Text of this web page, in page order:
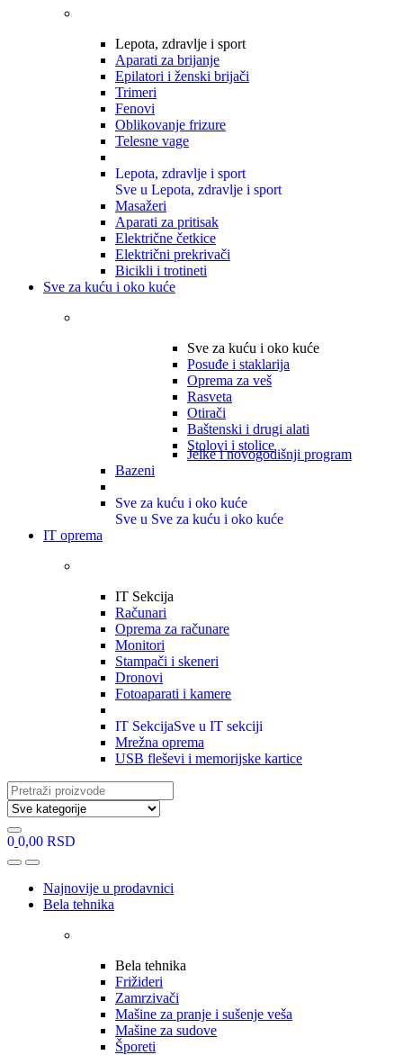
Lepota, zdravlje i sport
Aparati za brijanje
Epilatori i ženski brijači
Trimeri
Fenovi
Oblikovanje frizure
Telesne vage
Lepota, zdravlje i sport
Sve u Lepota, zdravlje i sport
Masažeri
Aparati za pritisak
Električne četkice
Električni prekrivači
Bicikli i trotineti
Sve za kuću i oko kuće
Sve za kuću i oko kuće
Posuđe i staklarija
Oprema za veš
Rasveta
Otirači
Baštenski i drugi alati
Stolovi i stolice
Jelke i novogodišnji program
Bazeni
Sve za kuću i oko kuće
Sve u Sve za kuću i oko kuće
IT oprema
IT Sekcija
Računari
Oprema za računare
Monitori
Stampači i skeneri
Dronovi
Fotoaparati i kamere
IT SekcijaSve u IT sekciji
Mrežna oprema
USB fleševi i memorijske kartice
Search
for:
0 0,00 RSD
OpenClose
Najnovije u prodavnici
Bela tehnika
Bela tehnika
Frižideri
Zamrzivači
Mašine za pranje i sušenje veša
Mašine za sudove
Šporeti